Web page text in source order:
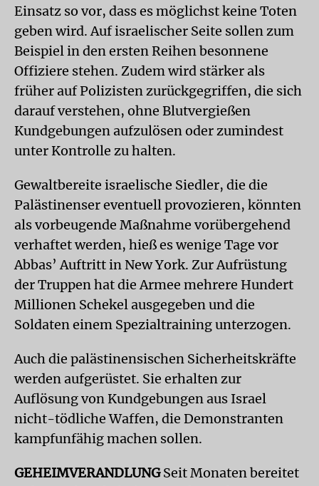
Einsatz so vor, dass es möglichst keine Toten
geben wird. Auf israelischer Seite sollen zum
Beispiel in den ersten Reihen besonnene
Offiziere stehen. Zudem wird stärker als
früher auf Polizisten zurückgegriffen, die sich
darauf verstehen, ohne Blutvergießen
Kundgebungen aufzulösen oder zumindest
unter Kontrolle zu halten.
Gewaltbereite israelische Siedler, die die
Palästinenser eventuell provozieren, könnten
als vorbeugende Maßnahme vorübergehend
verhaftet werden, hieß es wenige Tage vor
Abbas’ Auftritt in New York. Zur Aufrüstung
der Truppen hat die Armee mehrere Hundert
Millionen Schekel ausgegeben und die
Soldaten einem Spezialtraining unterzogen.
Auch die palästinensischen Sicherheitskräfte
werden aufgerüstet. Sie erhalten zur
Auflösung von Kundgebungen aus Israel
nicht-tödliche Waffen, die Demonstranten
kampfunfähig machen sollen.
GEHEIMVERANDLUNGSeit Monaten bereitet